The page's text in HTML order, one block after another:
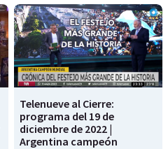
Telenueve al Cierre:
programa del 19 de
diciembre de 2022 |
Argentina campeón